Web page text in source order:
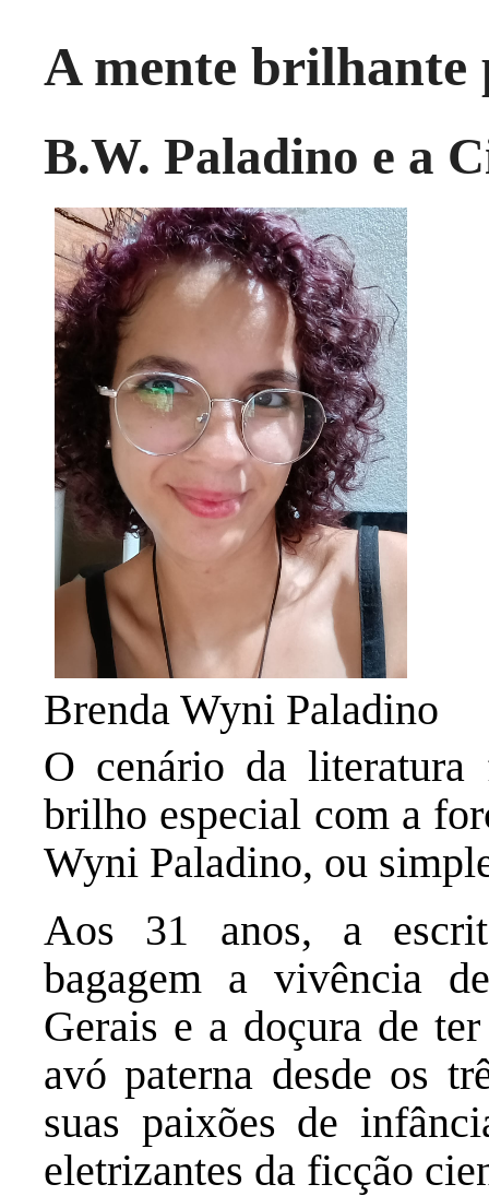
A mente
B.W. Paladino e a
Brenda Wyni Paladino
O cenário da literatura
brilho especial com a
Wyni Paladino, ou
Aos 31 anos, a
bagagem a vivência
Gerais e a doçura de
avó paterna desde os
suas paixões de
eletrizantes da ficção